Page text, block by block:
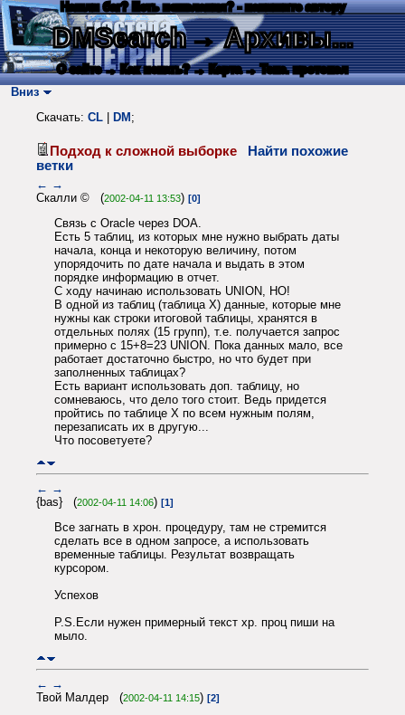
Нашли баг? Есть пожелания? - напишите автору
DMSearch→ Архивы...
О сайте → Как искать? → Карта → Текс. протокол
Вниз
Скачать: CL DM ;
Подход к сложной выборке
Найти похожие
ветки
← →
Скалли © (2002-04-11 13:53) [0]
Связь с Oracle через DOA.
Есть 5 таблиц, из которых мне нужно выбрать даты
начала, конца и некоторую величину, потом
упорядочить по дате начала и выдать в этом
порядке информацию в отчет.
С ходу начинаю использовать UNION, НО!
В одной из таблиц (таблица X) данные, которые мне
нужны как строки итоговой таблицы, хранятся в
отдельных полях (15 групп), т.е. получается запрос
примерно с 15+8=23 UNION. Пока данных мало, все
работает достаточно быстро, но что будет при
заполненных таблицах?
Есть вариант использовать доп. таблицу, но
сомневаюсь, что дело того стоит. Ведь придется
пройтись по таблице X по всем нужным полям,
перезаписать их в другую...
Что посоветуете?
← →
{bas} (2002-04-11 14:06) [1]
Все загнать в хрон. процедуру, там не стремится
сделать все в одном запросе, а использовать
временные таблицы. Результат возвращать
курсором.
Успехов
P.S.Если нужен примерный текст хр. проц пиши на
мыло.
← →
Твой Малдер (2002-04-11 14:15) [2]